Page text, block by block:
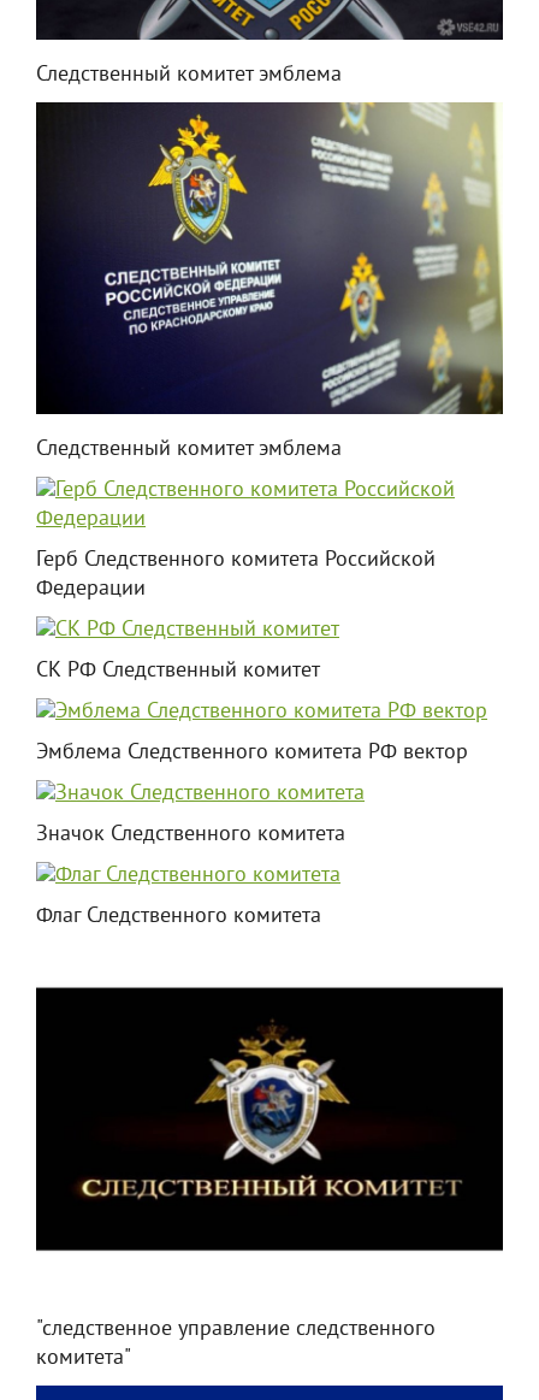
Следственный комитет эмблема
Следственный комитет эмблема
Герб Следственного комитета Российской
Федерации
СК РФ Следственный комитет
Эмблема Следственного комитета РФ вектор
Значок Следственного комитета
Флаг Следственного комитета
"следственное управление следственного
комитета"